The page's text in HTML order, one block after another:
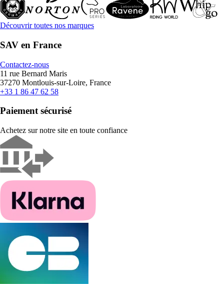
Découvrir toutes nos marques
SAV en France
Contactez-nous
11 rue Bernard Maris
37270 Montlouis-sur-Loire, France
+33 1 86 47 62 58
Paiement sécurisé
Achetez sur notre site en toute confiance